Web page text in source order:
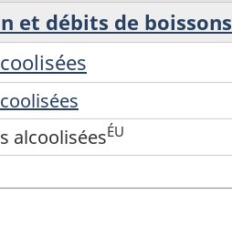
et débits de boissons
alcooliséesÉU